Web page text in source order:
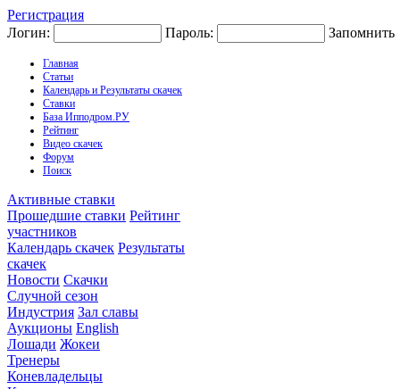
Регистрация
Логин:
Пароль: Запомнить
Главная
Статьи
Календарь и Результаты скачек
Ставки
База Ипподром.РУ
Рейтинг
Видео скачек
Форум
Поиск
Активные ставки
Прошедшие ставки Рейтинг
участников
Календарь скачек Результаты
скачек
Новости Скачки
Случной сезон
Индустрия Зал славы
Аукционы English
Лошади Жокеи
Тренеры
Коневладельцы